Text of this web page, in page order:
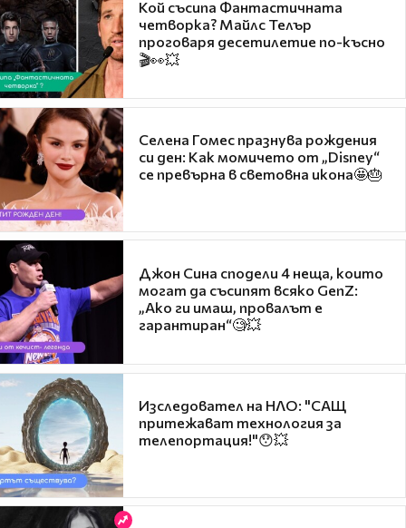
Кой съсипа Фантастичната
четворка? Майлс Телър
проговаря десетилетие по-късно
🎬👀💥
Селена Гомес празнува рождения
си ден: Как момичето от „Disney“
се превърна в световна икона🤩🎂
Джон Сина сподели 4 неща, които
могат да съсипят всяко GenZ:
„Ако ги имаш, провалът е
гарантиран“🧐💥
Изследовател на НЛО: "САЩ
притежават технология за
телепортация!"😯💥